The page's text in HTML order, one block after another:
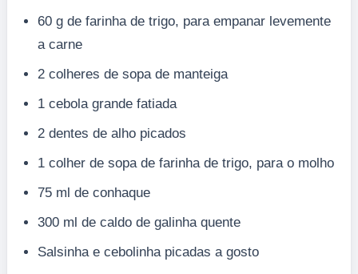
60 g de farinha de trigo, para empanar levemente
a carne
2 colheres de sopa de manteiga
1 cebola grande fatiada
2 dentes de alho picados
1 colher de sopa de farinha de trigo, para o molho
75 ml de conhaque
300 ml de caldo de galinha quente
Salsinha e cebolinha picadas a gosto